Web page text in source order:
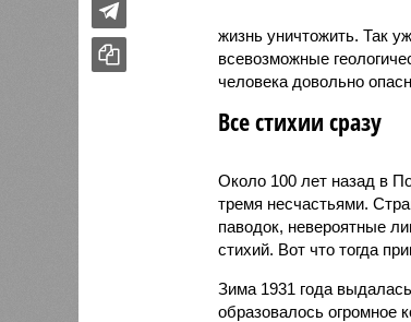
жизнь уничтожить. Так
всевозможные
человека довольно
Все стихии сразу
Около 100 лет назад в
тремя несчастьями.
паводок, невероятные
стихий. Вот что тогда
Зима 1931 года
образовалось огромное